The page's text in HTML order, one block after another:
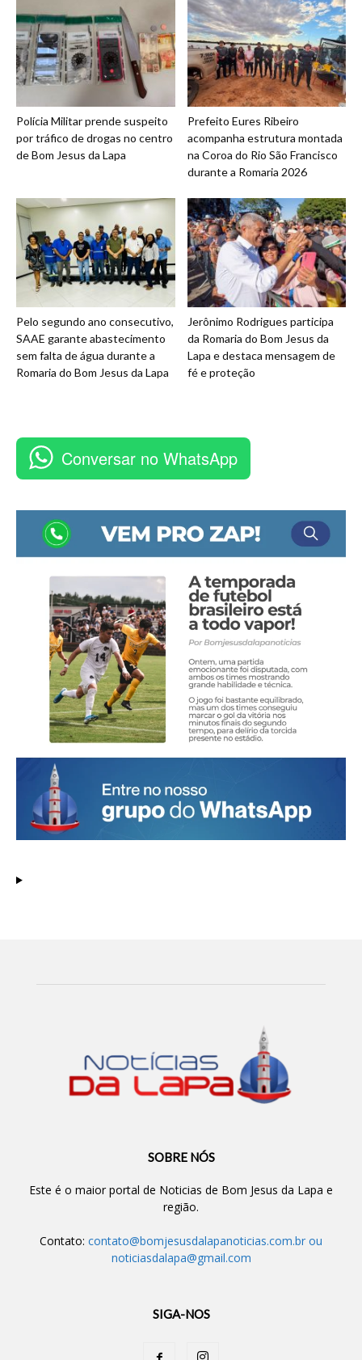
Polícia Militar prende suspeito
por tráfico de drogas no centro
de Bom Jesus da Lapa
Prefeito Eures Ribeiro
acompanha estrutura montada
na Coroa do Rio São Francisco
durante a Romaria 2026
Pelo segundo ano consecutivo,
SAAE garante abastecimento
sem falta de água durante a
Romaria do Bom Jesus da Lapa
Jerônimo Rodrigues participa
da Romaria do Bom Jesus da
Lapa e destaca mensagem de
fé e proteção
Conversar no WhatsApp
SOBRE NÓS
Este é o maior portal de Noticias de Bom Jesus da Lapa e
região.
Contato: contato@bomjesusdalapanoticias.com.br ou
noticiasdalapa@gmail.com
SIGA-NOS